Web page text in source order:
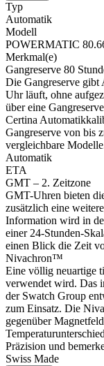
Typ
Automatik
Modell
POWERMATIC
Merkmal(e)
Gangreserve 80
Die Gangreserve gibt
Uhr läuft, ohne
über eine
Certina
Gangreserve von bis
vergleichbare
Automatik
ETA
GMT – 2. Zeitzone
GMT-Uhren bieten
zusätzlich eine
Information wird in
einer 24-Stunden-
einen Blick die Zeit
Nivachron™
Eine völlig neuartige
verwendet wird. Das
der Swatch Group
zum Einsatz. Die
gegenüber
Präzision und
Swiss Made